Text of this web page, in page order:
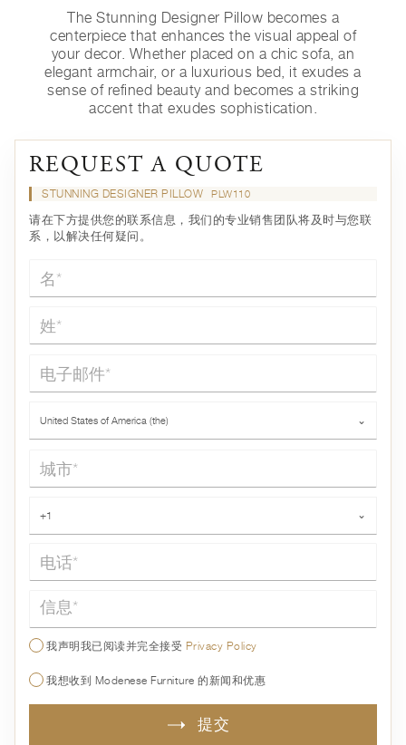
The Stunning Designer Pillow becomes a
centerpiece that enhances the visual appeal of
your decor. Whether placed on a chic sofa, an
elegant armchair, or a luxurious bed, it exudes a
sense of refined beauty and becomes a striking
accent that exudes sophistication.
REQUEST A QUOTE
STUNNING DESIGNER PILLOW PLW110
请在下方提供您的联系信息，我们的专业销售团队将及时与您联
系，以解决任何疑问。
名*
姓*
电子邮件*
United States of America (the) ⌄
城市*
+1 ⌄
信息*
我声明我已阅读并完全接受 Privacy Policy
我想收到 Modenese Furniture 的新闻和优惠
提交